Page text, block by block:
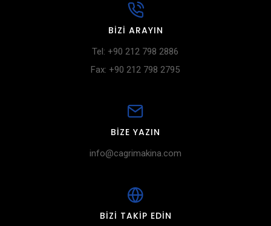
BIZI ARAYIN
Tel: +90 212 798 2886
Fax: +90 212 798 2795
BIZE YAZIN
info@cagrimakina.com
BIZI TAKIP EDIN